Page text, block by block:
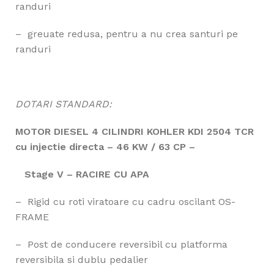
randuri
– greuate redusa, pentru a nu crea santuri pe
randuri
DOTARI STANDARD:
MOTOR DIESEL 4 CILINDRI KOHLER KDI 2504 TCR
cu injectie directa – 46 KW / 63 CP –
Stage V – RACIRE CU APA
– Rigid cu roti viratoare cu cadru oscilant OS-
FRAME
– Post de conducere reversibil cu platforma
reversibila si dublu pedalier